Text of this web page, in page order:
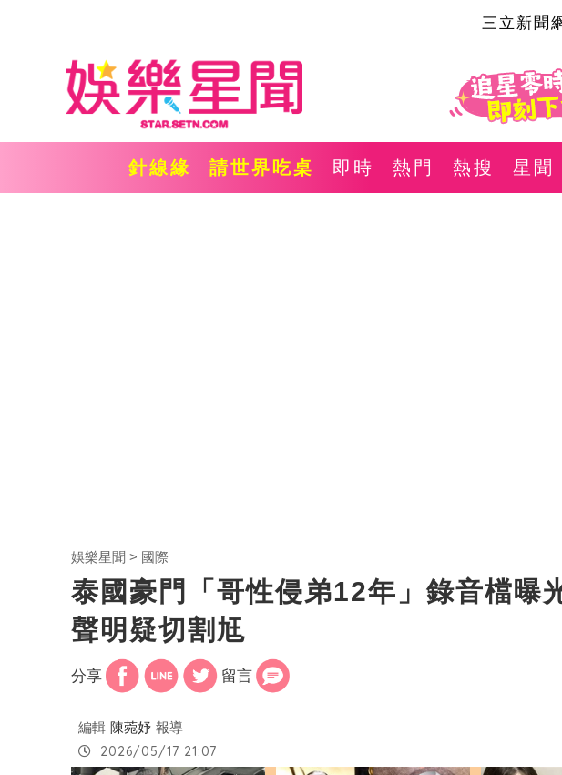
三立新聞
針線緣 請世界吃桌 即時 熱門 熱搜 星聞
娛樂星聞 國際
泰國豪門「哥性侵弟12年」錄音檔曝
聲明疑切割尪
分享 留言
編輯 陳菀妤 報導
2026/05/17 21:07